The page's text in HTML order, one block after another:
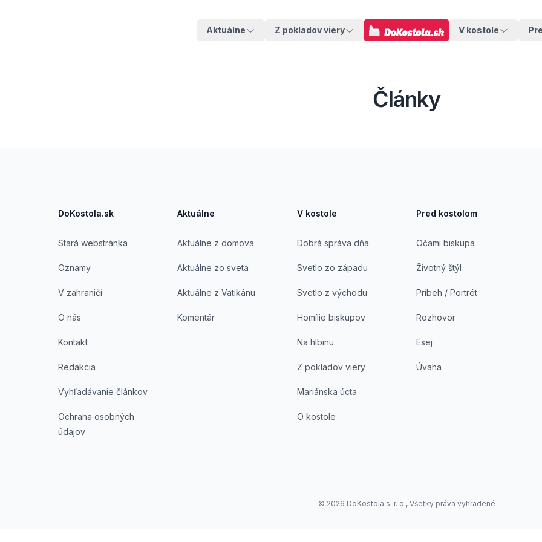
Aktuálne Z pokladov viery V kostole
Články
DoKostola.sk
Stará webstránka
Oznamy
V zahraničí
O nás
Kontakt
Redakcia
Vyhľadávanie článkov
Ochrana osobných
údajov
Aktuálne
Aktuálne z domova
Aktuálne zo sveta
Aktuálne z Vatikánu
Komentár
V kostole
Dobrá správa dňa
Svetlo zo západu
Svetlo z východu
Homílie biskupov
Na hlbinu
Z pokladov viery
Mariánska úcta
O kostole
Pred kostolom
Očami biskupa
Životný štýl
Príbeh / Portrét
Rozhovor
Esej
Úvaha
© 2026 DoKostola s. r. o., Všetky práva vyhradené